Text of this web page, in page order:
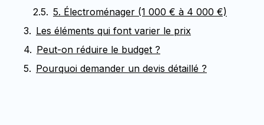
5. Électroménager (1 000 € à 4 000 €)
Les éléments qui font varier le prix
Peut-on réduire le budget ?
Pourquoi demander un devis détaillé ?